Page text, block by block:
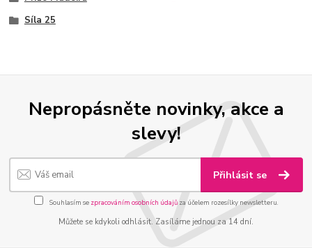
Síla 25
Nepropásněte novinky, akce a
slevy!
Přihlásit se
Souhlasím se zpracováním osobních údajůza účelem rozesílky newsletteru.
Můžete se kdykoli odhlásit. Zasíláme jednou za 14 dní.